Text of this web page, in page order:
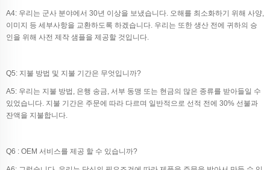
A4: 우리는 군사 분야에서 30년 이상을 보냈습니다. 오해를 최소화하기 위해 사양,
이미지 등 세부사항을 교환하도록 하겠습니다. 우리는 또한 생산 전에 귀하의 승
인을 위해 사전 제작 샘플을 제공할 것입니다.
Q5: 지불 방법 및 지불 기간은 무엇입니까?
A5: 우리는 지불 방법, 은행 송금, 서부 동맹 또는 현금의 많은 종류를 받아들일 수
있었습니다. 지불 기간은 주문에 따라 다르며 일반적으로 선적 전에 30% 선불과
잔액을 지불합니다.
Q6 : OEM 서비스를 제공 할 수 있습니까?